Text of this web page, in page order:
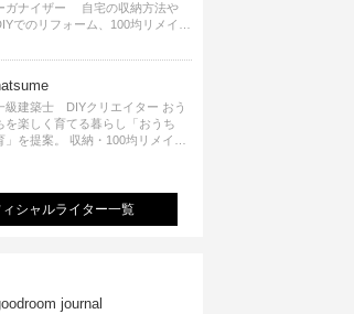
ガナイザー 自宅の収納方法や
でのリフォーム、100均リメイク
、インテリアの記事の執筆、雑
ロデュース 2016年９月に宝島社
り【Rumiのおうち時間を楽しむイ
テリア】を出版しました。
級建築士 DIYクリエイター おう
を楽しく育てる暮らし「おうち
」を提案。 収納・100均リメイ
アンティークな部屋つくり 雑誌
ィシャルライター一覧
journal